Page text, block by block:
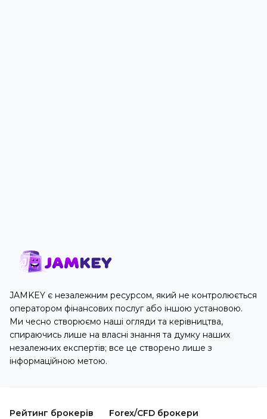
JAMKEY є незалежним ресурсом, який не контролюється
оператором фінансових послуг або іншою установою.
Ми чесно створюємо наші огляди та керівництва,
спираючись лише на власні знання та думку наших
незалежних експертів; все це створено лише з
інформаційною метою.
Рейтинг брокерів Forex/CFD брокери